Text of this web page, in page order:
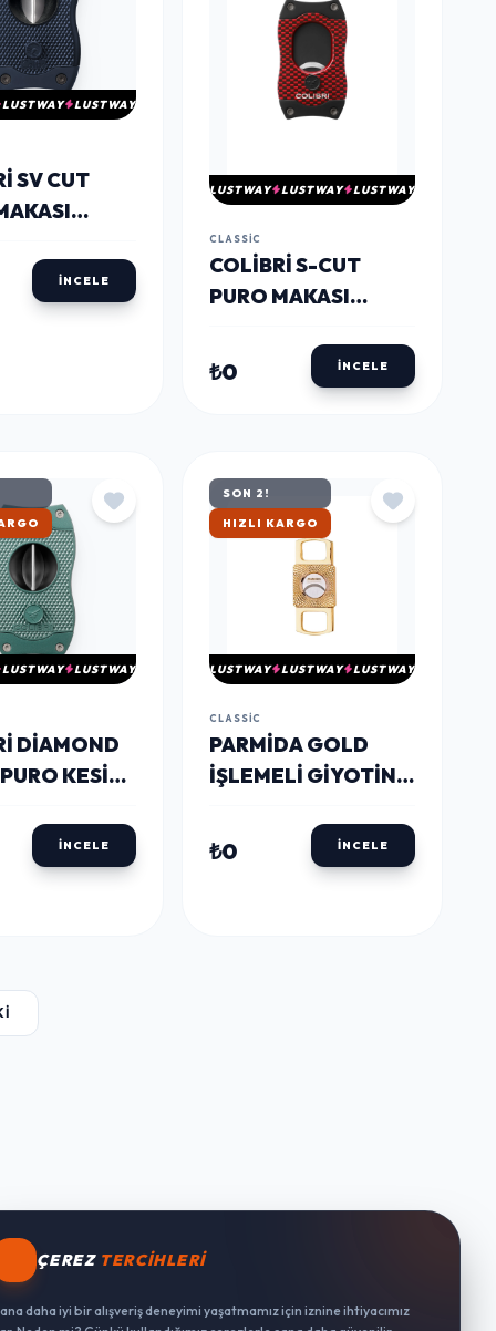
LUSTWAY LUSTWAY
SV CUT
İNCELE
LUSTWAY LUSTWAY LUSTWAY
CLASSIC
COLIBRI S-CUT
PURO MAKASI
PARMIDA
₺0 İNCELE
LUSTWAY LUSTWAY
DIAMOND
KESICI
İNCELE
SON 2!
ÇOK SATAN
LUSTWAY LUSTWAY LUSTWAY
CLASSIC
PARMIDA GOLD
İŞLEMELI GIYOTIN
KESICI PPM082 -
₺0 İNCELE
ÇEREZ TERCIHLERI
daha iyi bir alışveriş deneyimi yaşatmamız için iznine ihtiyacımız